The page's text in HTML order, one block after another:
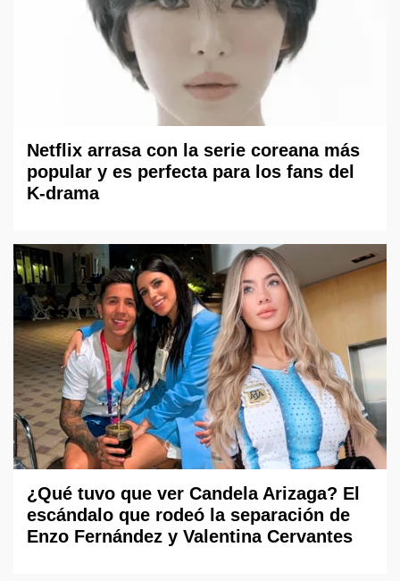
Netflix arrasa con la serie coreana más
popular y es perfecta para los fans del
K-drama
¿Qué tuvo que ver Candela Arizaga? El
escándalo que rodeó la separación de
Enzo Fernández y Valentina Cervantes